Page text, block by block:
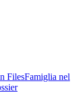
FilesFamiglia nel